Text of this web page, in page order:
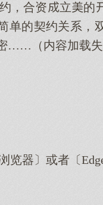
，合资立的
单的契约关系，
（内容加载失
览器〕或者〔